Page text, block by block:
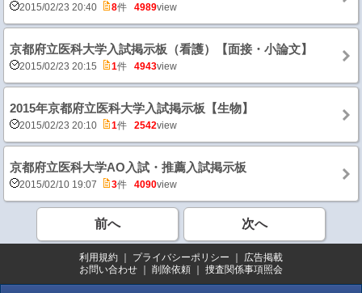
2015/02/23 20:40 8件 4989view
京都府立医科大学入試掲示板（看護）【面接・小論文】
2015/02/23 20:15 1件 4943view
2015年京都府立医科大学入試掲示板【生物】
2015/02/23 20:10 1件 2542view
京都府立医科大学AO入試・推薦入試掲示板
2015/02/10 19:07 3件 4090view
前へ 次へ
利用規約 プライバシーポリシー
広告掲載
お問い合わせ
削除依頼 捜査関係事項照会